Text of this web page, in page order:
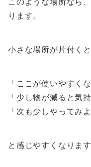
このような場所なら
ります。
小さな場所が片付くと
「ここが使いやすくな
「少し物が減ると気
「次も少しやってみ
と感じやすくなります